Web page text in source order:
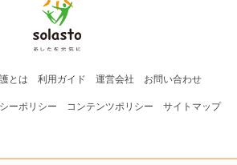
とは 利用ガイド 運営会社 お問い合わせ
ーポリシー コンテンツポリシー サイトマップ